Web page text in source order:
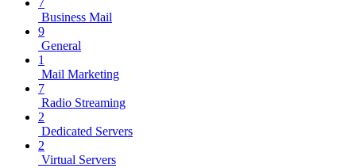
7
Business Mail
9
General
1
Mail Marketing
7
Radio Streaming
2
Dedicated Servers
2
Virtual Servers